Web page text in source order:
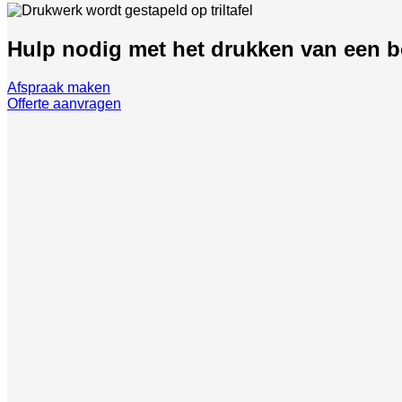
Hulp nodig met het drukken van een
Afspraak maken
Offerte aanvragen